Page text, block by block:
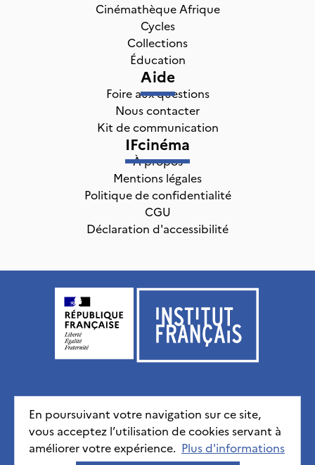
En poursuivant votre navigation sur ce site,
vous acceptez l’utilisation de cookies servant à
améliorer votre expérience. Plus d'informations
Cinémathèque Afrique
Cycles
Collections
Éducation
Aide
Foire aux questions
Nous contacter
Kit de communication
IFcinéma
À propos
Mentions légales
Politique de confidentialité
CGU
Déclaration d'accessibilité
Institut français, tous droits réservés 2026
Mentions légales Politique de confidentialité
CGU
Déclaration d'accessibilité